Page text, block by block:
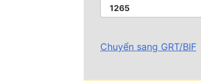
Chuyển sang GRT/BIF